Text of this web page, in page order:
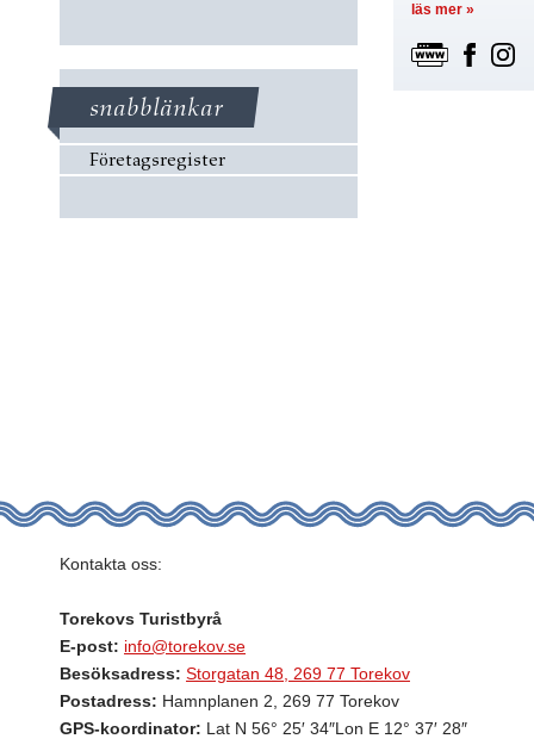
snabblänkar
Företagsregister
läs mer »
Kontakta oss:
Torekovs Turistbyrå
E-post: info@torekov.se
Besöksadress: Storgatan 48, 269 77 Torekov
Postadress: Hamnplanen 2, 269 77 Torekov
GPS-koordinator: Lat N 56° 25′ 34″Lon E 12° 37′ 28″